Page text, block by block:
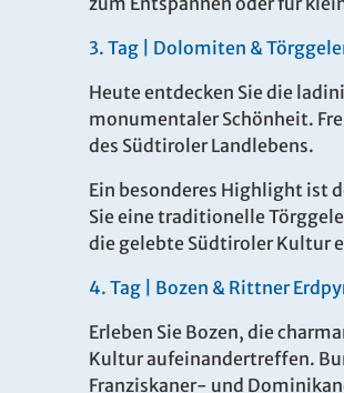
6 Tage
6 Tage
3. Tag | Dolomiten &
Heute entdecken Sie die
monumentaler Schönheit.
des Südtiroler Landlebens.
Ein besonderes Highlight ist
Sie eine traditionelle
die gelebte Südtiroler Kultur
4. Tag | Bozen & Rittner
Erleben Sie Bozen, die
Kultur aufeinandertreffen.
Franziskaner- und